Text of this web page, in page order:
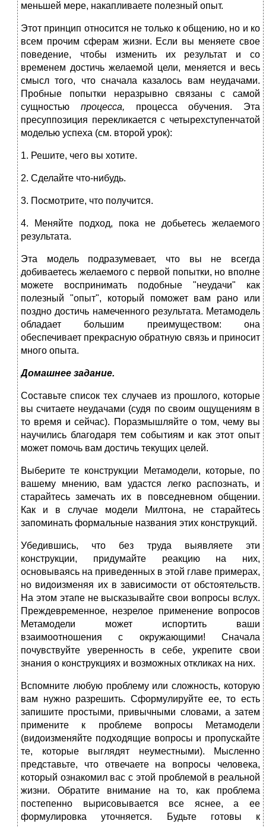
меньшей мере, накапливаете полезный опыт.
Этот принцип относится не только к общению, но и ко
всем прочим сферам жизни. Если вы меняете свое
поведение, чтобы изменить их результат и со
временем достичь желаемой цели, меняется и весь
смысл того, что сначала казалось вам неудачами.
Пробные попытки неразрывно связаны с самой
сущностью процесса, процесса обучения. Эта
пресуппозиция перекликается с четырехступенчатой
моделью успеха (см. второй урок):
1. Решите, чего вы хотите.
2. Сделайте что-нибудь.
3. Посмотрите, что получится.
4. Меняйте подход, пока не добьетесь желаемого
результата.
Эта модель подразумевает, что вы не всегда
добиваетесь желаемого с первой попытки, но вполне
можете воспринимать подобные "неудачи" как
полезный "опыт", который поможет вам рано или
поздно достичь намеченного результата. Метамодель
обладает большим преимуществом: она
обеспечивает прекрасную обратную связь и приносит
много опыта.
Домашнее задание.
Составьте список тех случаев из прошлого, которые
вы считаете неудачами (судя по своим ощущениям в
то время и сейчас). Поразмышляйте о том, чему вы
научились благодаря тем событиям и как этот опыт
может помочь вам достичь текущих целей.
Выберите те конструкции Метамодели, которые, по
вашему мнению, вам удастся легко распознать, и
старайтесь замечать их в повседневном общении.
Как и в случае модели Милтона, не старайтесь
запоминать формальные названия этих конструкций.
Убедившись, что без труда выявляете эти
конструкции, придумайте реакцию на них,
основываясь на приведенных в этой главе примерах,
но видоизменяя их в зависимости от обстоятельств.
На этом этапе не высказывайте свои вопросы вслух.
Преждевременное, незрелое применение вопросов
Метамодели может испортить ваши
взаимоотношения с окружающими! Сначала
почувствуйте уверенность в себе, укрепите свои
знания о конструкциях и возможных откликах на них.
Вспомните любую проблему или сложность, которую
вам нужно разрешить. Сформулируйте ее, то есть
запишите простыми, привычными словами, а затем
примените к проблеме вопросы Метамодели
(видоизменяйте подходящие вопросы и пропускайте
те, которые выглядят неуместными). Мысленно
представьте, что отвечаете на вопросы человека,
который ознакомил вас с этой проблемой в реальной
жизни. Обратите внимание на то, как проблема
постепенно вырисовывается все яснее, а ее
формулировка уточняется. Будьте готовы к